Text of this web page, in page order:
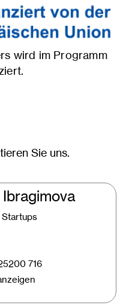
wird im Programm
Sie uns.
716